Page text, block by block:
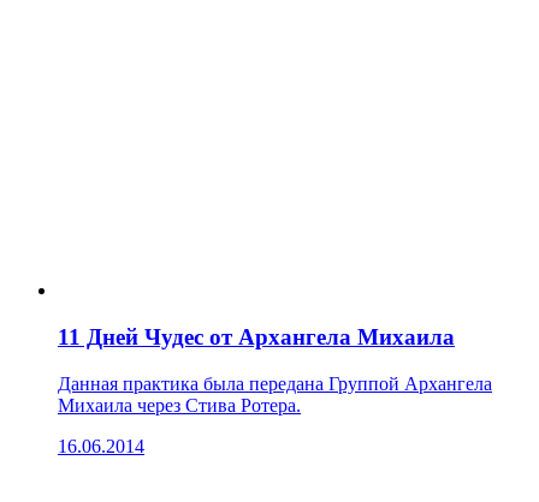
11 Дней Чудес от Архангела Михаила
Данная практика была передана Группой Архангела
Михаила через Стива Ротера.
16.06.2014